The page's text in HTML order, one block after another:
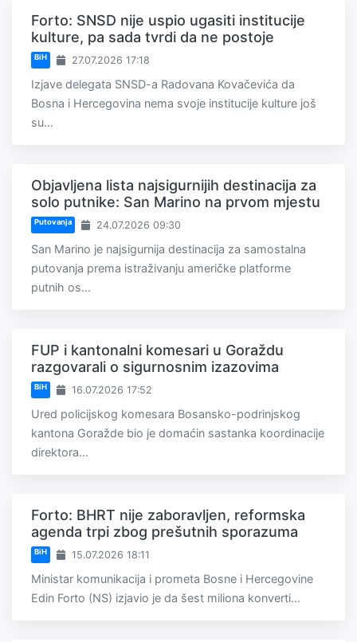
Forto: SNSD nije uspio ugasiti institucije
kulture, pa sada tvrdi da ne postoje
BiH 27.07.2026 17:18
Izjave delegata SNSD-a Radovana Kovačevića da
Bosna i Hercegovina nema svoje institucije kulture još
su...
Objavljena lista najsigurnijih destinacija za
solo putnike: San Marino na prvom mjestu
Putovanja 24.07.2026 09:30
San Marino je najsigurnija destinacija za samostalna
putovanja prema istraživanju američke platforme
putnih os...
FUP i kantonalni komesari u Goraždu
razgovarali o sigurnosnim izazovima
BiH 16.07.2026 17:52
Ured policijskog komesara Bosansko-podrinjskog
kantona Goražde bio je domaćin sastanka koordinacije
direktora...
Forto: BHRT nije zaboravljen, reformska
agenda trpi zbog prešutnih sporazuma
BiH 15.07.2026 18:11
Ministar komunikacija i prometa Bosne i Hercegovine
Edin Forto (NS) izjavio je da šest miliona konverti...